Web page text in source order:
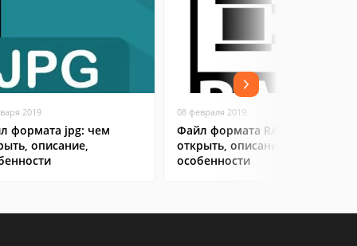
2019
формата jpg: чем
описание,
08 февраля 2019
Файл формата RAR: чем
открыть, описание,
особенности